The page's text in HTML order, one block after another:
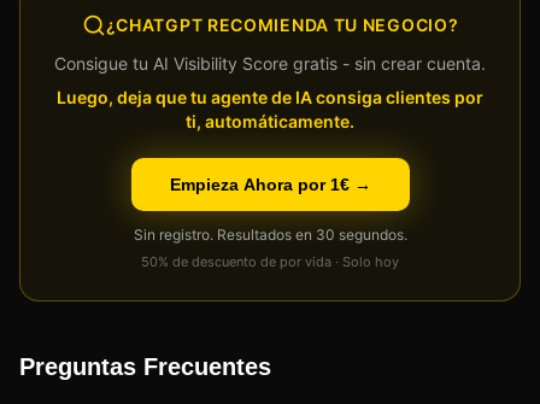
¿CHATGPT RECOMIENDA TU NEGOCIO?
Consigue tu AI Visibility Score gratis - sin crear cuenta.
Luego, deja que tu agente de IA consiga clientes por
ti, automáticamente.
Empieza Ahora por 1€ →
Sin registro. Resultados en 30 segundos.
50% de descuento de por vida · Solo hoy
Preguntas Frecuentes